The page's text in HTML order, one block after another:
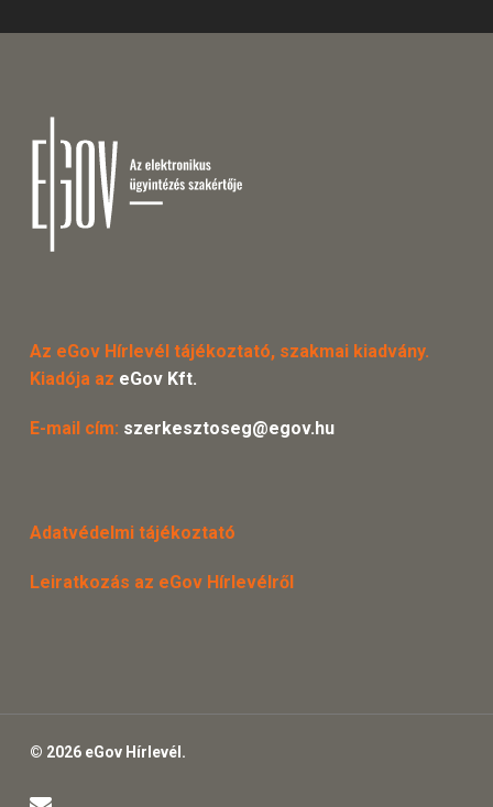
Az eGov Hírlevél tájékoztató, szakmai kiadvány.
Kiadója az eGov Kft.
E-mail cím: szerkesztoseg@egov.hu
Adatvédelmi tájékoztató
Leiratkozás az eGov Hírlevélről
© 2026 eGov Hírlevél.
email